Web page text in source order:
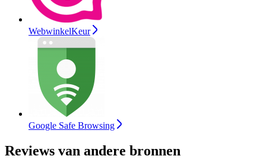
WebwinkelKeur
Google Safe Browsing
Reviews van andere bronnen